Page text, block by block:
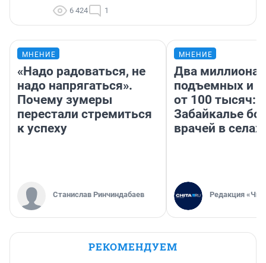
6 424 1
МНЕНИЕ
«Надо радоваться, не
надо напрягаться».
Почему зумеры
перестали стремиться
к успеху
Станислав Ринчиндабаев
МНЕНИЕ
Два миллиона
подъемных и
от 100 тысяч:
Забайкалье
врачей в селах
Редакция
РЕКОМЕНДУЕМ